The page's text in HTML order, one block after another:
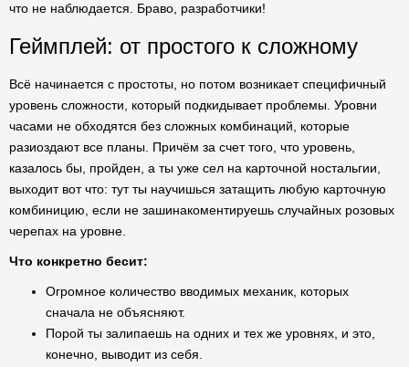
что не наблюдается. Браво, разработчики!
Геймплей: от простого к сложному
Всё начинается с простоты, но потом возникает специфичный
уровень сложности, который подкидывает проблемы. Уровни
часами не обходятся без сложных комбинаций, которые
разиоздают все планы. Причём за счет того, что уровень,
казалось бы, пройден, а ты уже сел на карточной ностальгии,
выходит вот что: тут ты научишься затащить любую карточную
комбиницию, если не зашинакоментируешь случайных розовых
черепах на уровне.
Что конкретно бесит:
Огромное количество вводимых механик, которых
сначала не объясняют.
Порой ты залипаешь на одних и тех же уровнях, и это,
конечно, выводит из себя.